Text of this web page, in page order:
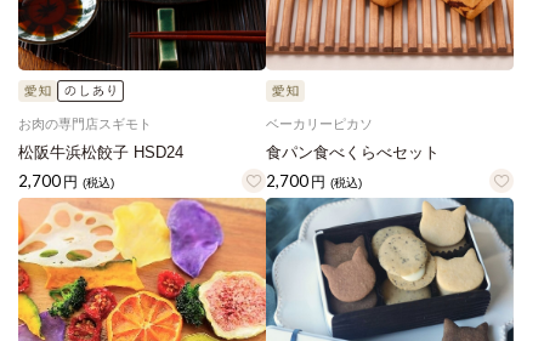
お肉の専門店スギモト
松阪牛浜松餃子 HSD24
2,700 円 (税込)
ベーカリーピカソ
食パン食べくらべセット
2,700 円 (税込)